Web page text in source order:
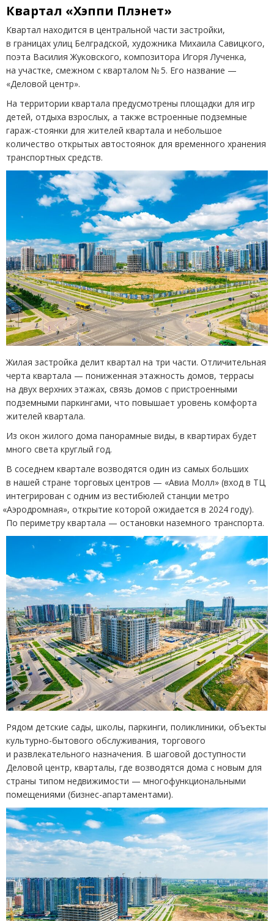
Квартал «Хэппи Плэнет»
Квартал находится в центральной части застройки,
в границах улиц Белградской, художника Михаила Савицкого,
поэта Василия Жуковского, композитора Игоря Лученка,
на участке, смежном с кварталом № 5. Его название —
«Деловой центр».
На территории квартала предусмотрены площадки для игр
детей, отдыха взрослых, а также встроенные подземные
гараж-стоянки для жителей квартала и небольшое
количество открытых автостоянок для временного хранения
транспортных средств.
Жилая застройка делит квартал на три части. Отличительная
черта квартала — пониженная этажность домов, террасы
на двух верхних этажах, связь домов с пристроенными
подземными паркингами, что повышает уровень комфорта
жителей квартала.
Из окон жилого дома панорамные виды, в квартирах будет
много света круглый год.
В соседнем квартале возводятся один из самых больших
в нашей стране торговых центров — «Авиа Молл» (вход в ТЦ
интегрирован с одним из вестибюлей станции метро
«Аэродромная», открытие которой ожидается в 2024 году).
По периметру квартала — остановки наземного транспорта.
Рядом детские сады, школы, паркинги, поликлиники, объекты
культурно-бытового обслуживания, торгового
и развлекательного назначения. В шаговой доступности
Деловой центр, кварталы, где возводятся дома с новым для
страны типом недвижимости — многофункциональными
помещениями (бизнес-апартаментами).